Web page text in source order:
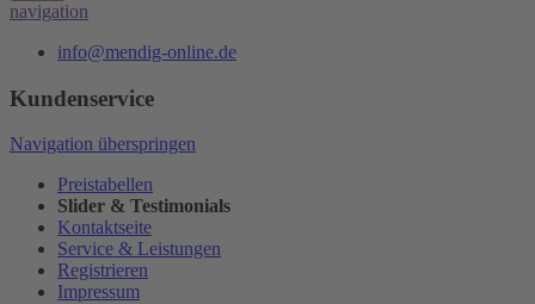
navigation
info@mendig-online.de
Kundenservice
Navigation überspringen
Preistabellen
Slider & Testimonials
Kontaktseite
Service & Leistungen
Registrieren
Impressum